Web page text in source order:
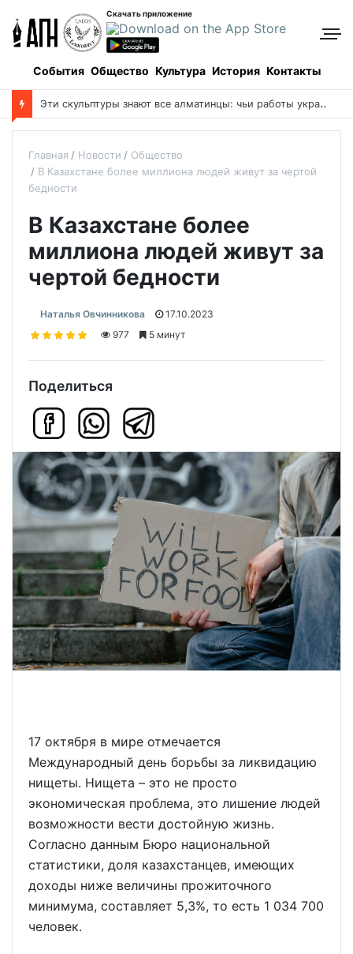
Скачать приложение
События Общество Культура История Контакты
Э
ти скульптуры знают все алматинцы: чьи работы украшают мегаполис?
Главная Новости
Общество
В Казахстане более миллиона людей живут за чертой
бедности
В Казахстане более
миллиона людей живут за
чертой бедности
Наталья Овчинникова
17.10.2023
977
5 минут
Поделиться
17 октября в мире отмечается
Международный день борьбы за ликвидацию
нищеты. Нищета – это не просто
экономическая проблема, это лишение людей
возможности вести достойную жизнь.
Согласно данным Бюро национальной
статистики, доля казахстанцев, имеющих
доходы ниже величины прожиточного
минимума, составляет 5,3%, то есть 1 034 700
человек.